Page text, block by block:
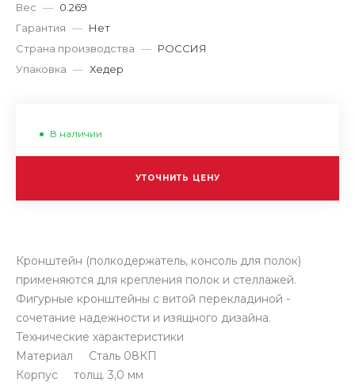
Вес — 0.269
Гарантия — Нет
Страна производства — РОССИЯ
Упаковка — Хедер
В наличии
УТОЧНИТЬ ЦЕНУ
Кронштейн (полкодержатель, консоль для полок)
применяются для крепления полок и стеллажей.
Фигурные кронштейны с витой перекладиной -
сочетание надежности и изящного дизайна.
Технические характеристики
Материал Сталь 08КП
Корпус толщ. 3,0 мм